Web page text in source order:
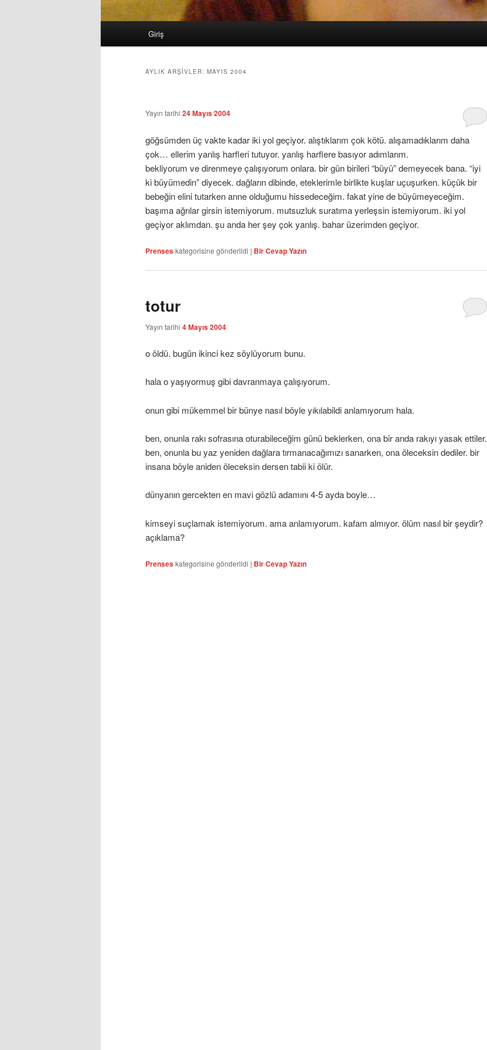
Birincil
İkincil
Giriş
AYLIK ARŞIVLER: MAYIS 2004
Yayın tarihi 24 Mayıs 2004
göğsümden üç vakte kadar iki yol geçiyor. alıştıklarım çok kötü. alışamadıklarım daha
çok… ellerim yanlış harfleri tutuyor. yanlış harflere basıyor adımlarım.
bekliyorum ve direnmeye çalışıyorum onlara. bir gün birileri “büyü” demeyecek bana. “iyi
ki büyümedin” diyecek. dağların dibinde, eteklerimle birlikte kuşlar uçuşurken. küçük bir
bebeğin elini tutarken anne olduğumu hissedeceğim. fakat yine de büyümeyeceğim.
başıma ağrılar girsin istemiyorum. mutsuzluk suratıma yerleşsin istemiyorum. iki yol
geçiyor aklımdan. şu anda her şey çok yanlış. bahar üzerimden geçiyor.
Prenseskategorisine gönderildi | Bir Cevap Yazın
totur
Yayın tarihi 4 Mayıs 2004
o öldü. bugün ikinci kez söylüyorum bunu.
hala o yaşıyormuş gibi davranmaya çalışıyorum.
onun gibi mükemmel bir bünye nasıl böyle yıkılabildi anlamıyorum hala.
ben, onunla rakı sofrasına oturabileceğim günü beklerken, ona bir anda rakıyı yasak ettiler.
ben, onunla bu yaz yeniden dağlara tırmanacağımızı sanarken, ona öleceksin dediler. bir
insana böyle aniden öleceksin dersen tabii ki ölür.
dünyanın gercekten en mavi gözlü adamını 4-5 ayda boyle…
kimseyi suçlamak istemiyorum. ama anlamıyorum. kafam almıyor. ölüm nasıl bir şeydir?
açıklama?
Prenseskategorisine gönderildi | Bir Cevap Yazın